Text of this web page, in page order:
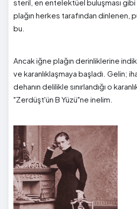
steril, en entelektüel buluşması gibi
plağın herkes tarafından dinlenen,
bu.
Ancak iğne plağın derinliklerine
ve karanlıklaşmaya başladı. Gelin;
dehanın delilikle sınırlandığı o
"Zerdüşt'ün B Yüzü"ne inelim.